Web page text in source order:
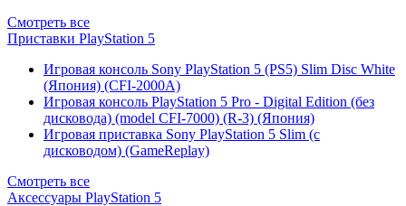
Смотреть все
Приставки PlayStation 5
Игровая консоль Sony PlayStation 5 (PS5) Slim Disc White
(Япония) (CFI-2000A)
Игровая консоль PlayStation 5 Pro - Digital Edition (без
дисковода) (model CFI-7000) (R-3) (Япония)
Игровая приставка Sony PlayStation 5 Slim (с
дисководом) (GameReplay)
Смотреть все
Аксессуары PlayStation 5